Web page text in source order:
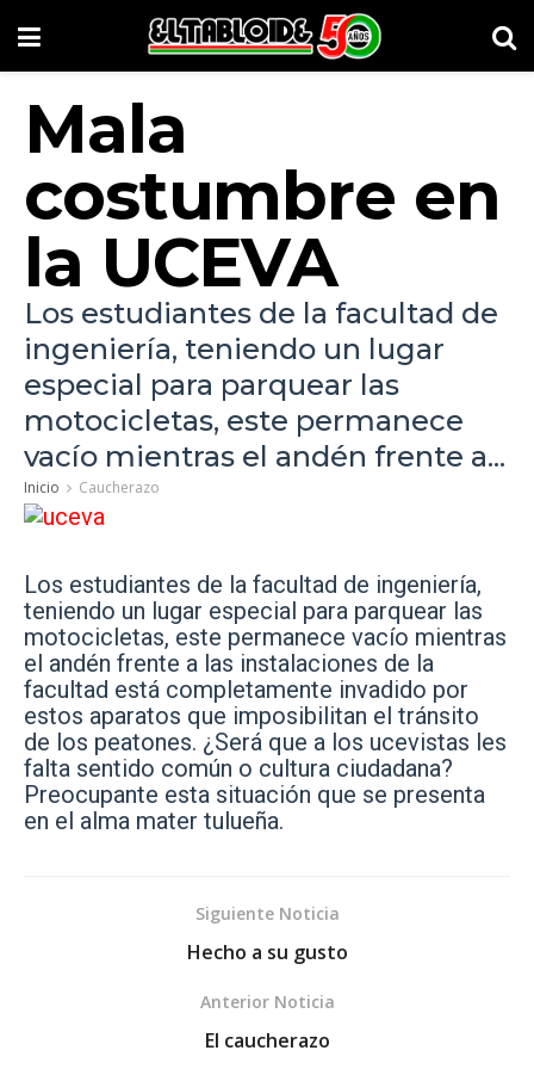
Mala
costumbre en
la UCEVA
Los estudiantes de la facultad de
ingeniería, teniendo un lugar
especial para parquear las
motocicletas, este permanece
vacío mientras el andén frente a...
Inicio Caucherazo
Los estudiantes de la facultad de ingeniería,
teniendo un lugar especial para parquear las
motocicletas, este permanece vacío mientras
el andén frente a las instalaciones de la
facultad está completamente invadido por
estos aparatos que imposibilitan el tránsito
de los peatones. ¿Será que a los ucevistas les
falta sentido común o cultura ciudadana?
Preocupante esta situación que se presenta
en el alma mater tulueña.
Siguiente Noticia
Hecho a su gusto
Anterior Noticia
El caucherazo